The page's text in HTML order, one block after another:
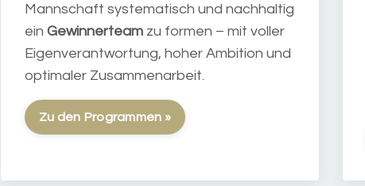
Mannschaft systematisch und nachhaltig
ein Gewinnerteam zu formen – mit voller
Eigenverantwortung, hoher Ambition und
optimaler Zusammenarbeit.
Zu den Programmen »